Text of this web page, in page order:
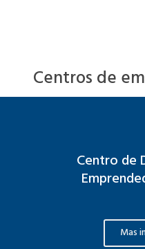
Centros de
Centro de
Mas